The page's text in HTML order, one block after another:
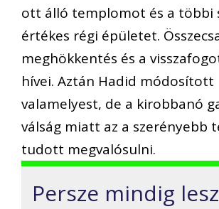
ott álló templomot és a többi
értékes régi épületet.
meghökkentés és a
hívei. Aztán Hadid módosított
valamelyest, de a kirobbanó
válság miatt az a szerényebb
tudott megvalósulni.
Persze mindig